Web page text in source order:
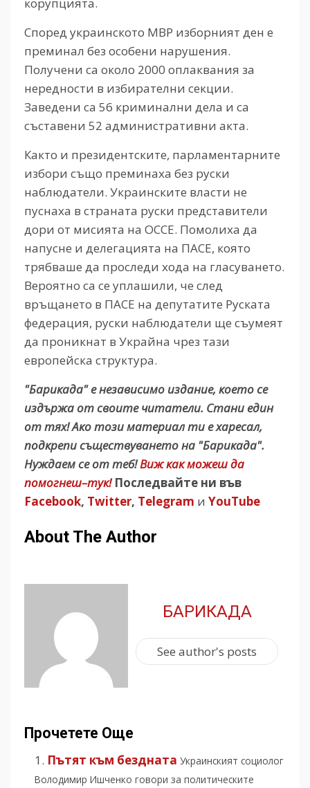
Според украинското МВР изборният ден е
преминал без особени нарушения.
Получени са около 2000 оплаквания за
нередности в избирателни секции.
Заведени са 56 криминални дела и са
съставени 52 административни акта.
Както и президентските, парламентарните
избори също преминаха без руски
наблюдатели. Украинските власти не
пуснаха в страната руски представители
дори от мисията на ОССЕ. Помолиха да
напусне и делегацията на ПАСЕ, която
трябваше да проследи хода на гласуването.
Вероятно са се уплашили, че след
връщането в ПАСЕ на депутатите Руската
федерация, руски наблюдатели ще съумеят
да проникнат в Украйна чрез тази
европейска структура.
"Барикада" е независимо издание, което се
издържа от своите читатели. Стани един
от тях! Ако този материал ти е харесал,
подкрепи съществуването на "Барикада".
Нуждаем се от теб!Виж как можеш да
помогнеш–тук! Последвайте ни във
Facebook, Twitter, Telegram и YouTube
About The Author
БАРИКАДА
See author's posts
Прочетете Още
Пътят към бездната Украинският социолог
Володимир Ишченко говори за политическите